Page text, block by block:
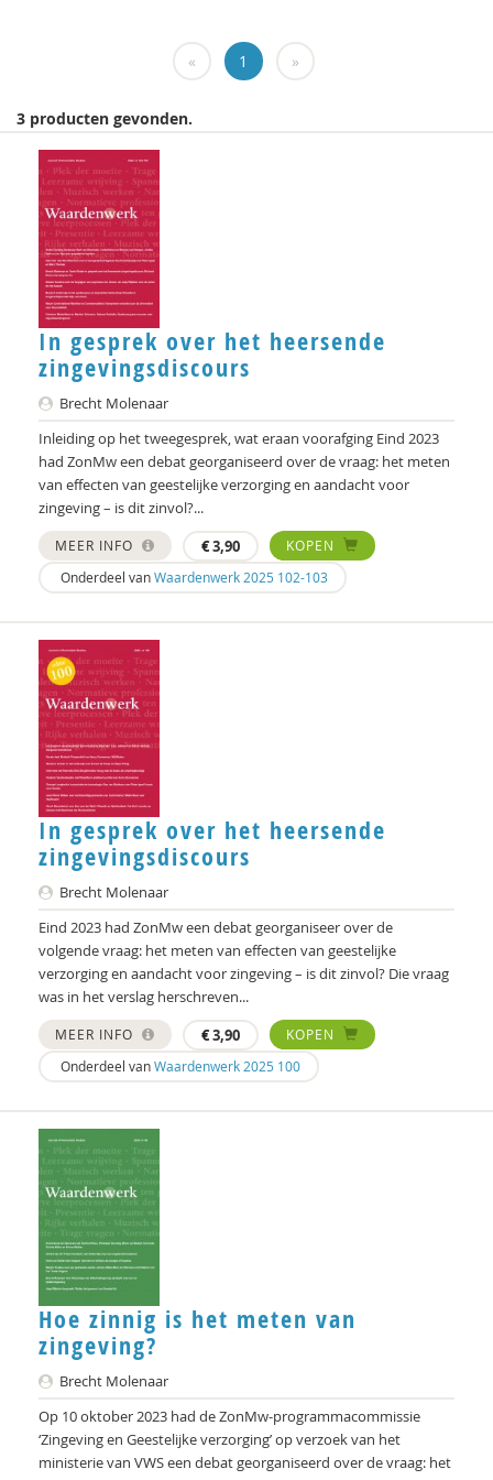
Sylvie Boermans
Ernst Bohlmeijer
Antoinette Bolscher
Anouk Bolsenbroek
Marij Bontemps-Hommen
Gustaaf Bos
Lute Bos
Hielke Bosma
Richard Brons
Margreet Bruens
Jet Bussemaker
Mark Coeckelbergh
Heleen Crul
Mariëlle Cuijpers
Peter de Groot
Peter de Lange
Michiel de Ronde
Marcel de Rooij
Anettte de Valk
Maurice de van der Schueren
Otto Dellemann
Willem den Hartog
Peter Derkx
Pieter van Dijk
Joep Dohmen
Simone van Dongen
Joachim Duyndam
Dr. Gaby Jacobs
Bert Garssen
Anne Goossensen
Bart Hetebrij
Vicky Hölsgens
« 1 »
3 producten gevonden.
In gesprek over het heersende
zingevingsdiscours
Brecht Molenaar
Inleiding op het tweegesprek, wat eraan voorafging Eind 2023
had ZonMw een debat georganiseerd over de vraag: het meten
van effecten van geestelijke verzorging en aandacht voor
zingeving – is dit zinvol?...
MEER INFO €3,90
KOPEN
Onderdeel vanWaardenwerk 2025 102-103
In gesprek over het heersende
zingevingsdiscours
Brecht Molenaar
Eind 2023 had ZonMw een debat georganiseer over de
volgende vraag: het meten van effecten van geestelijke
verzorging en aandacht voor zingeving – is dit zinvol? Die vraag
was in het verslag herschreven...
MEER INFO €3,90
KOPEN
Onderdeel vanWaardenwerk 2025 100
Hoe zinnig is het meten van
zingeving?
Brecht Molenaar
Op 10 oktober 2023 had de ZonMw-programmacommissie
‘Zingeving en Geestelijke verzorging’ op verzoek van het
ministerie van VWS een debat georganiseerd over de vraag: het